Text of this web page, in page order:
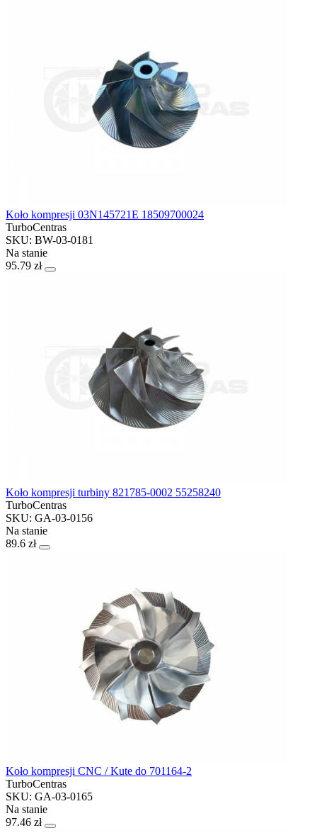
Koło kompresji 03N145721E 18509700024
TurboCentras
SKU: BW-03-0181
Na stanie
95.79 zł
Koło kompresji turbiny 821785-0002 55258240
TurboCentras
SKU: GA-03-0156
Na stanie
89.6 zł
Koło kompresji CNC / Kute do 701164-2
TurboCentras
SKU: GA-03-0165
Na stanie
97.46 zł